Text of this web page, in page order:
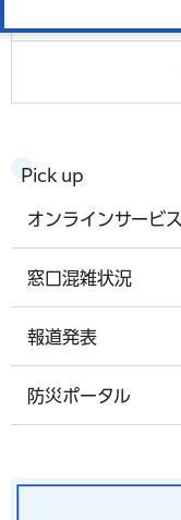
Pick up
オンラインサービス
窓口混雑状況
報道発表
防災ポータル